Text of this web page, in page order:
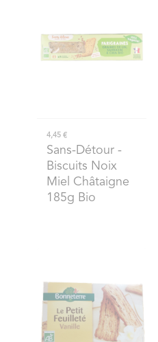
4,45 €
Sans-Détour -
Biscuits Noix
Miel Châtaigne
185g Bio